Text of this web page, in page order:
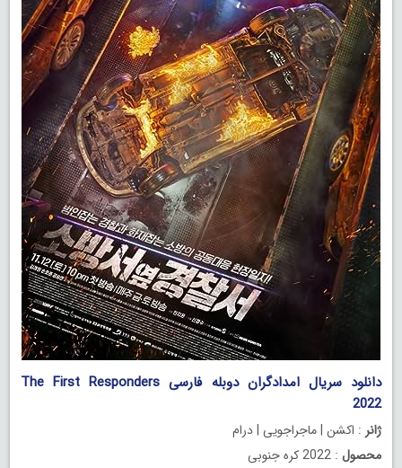
دانلود سریال امدادگران دوبله فارسی The First Responders
2022
ژانر : اکشن | ماجراجویی | درام
محصول : 2022 کره جنوبی